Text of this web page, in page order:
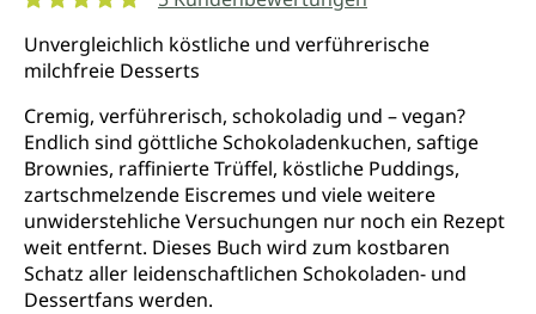
Unvergleichlich köstliche und verführerische
milchfreie Desserts
Cremig, verführerisch, schokoladig und – vegan?
Endlich sind göttliche Schokoladenkuchen, saftige
Brownies, raffinierte Trüffel, köstliche Puddings,
zartschmelzende Eiscremes und viele weitere
unwiderstehliche Versuchungen nur noch ein Rezept
weit entfernt. Dieses Buch wird zum kostbaren
Schatz aller leidenschaftlichen Schokoladen- und
Dessertfans werden.